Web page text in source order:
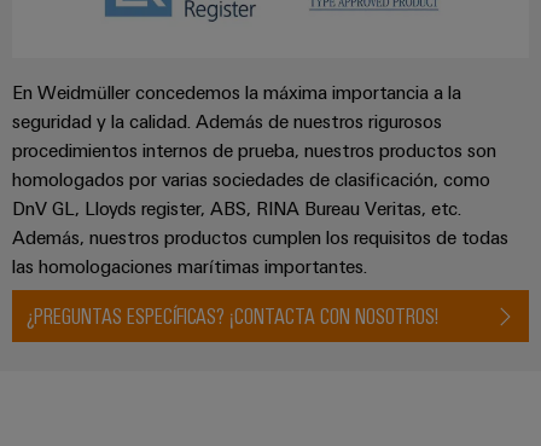
En Weidmüller concedemos la máxima importancia a la
seguridad y la calidad. Además de nuestros rigurosos
procedimientos internos de prueba, nuestros productos son
homologados por varias sociedades de clasificación, como
DnV GL, Lloyds register, ABS, RINA Bureau Veritas, etc.
Además, nuestros productos cumplen los requisitos de todas
las homologaciones marítimas importantes.
¿PREGUNTAS ESPECÍFICAS? ¡CONTACTA CON NOSOTROS!